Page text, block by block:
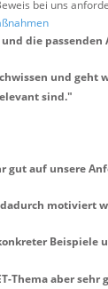
bei uns
die
und geht
sind."
gut auf unsere
motiviert
Beispiele
Thema aber sehr